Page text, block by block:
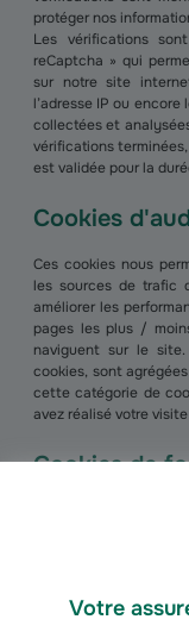
Votre
protéger nos
Les vérifications
reCaptcha » qui
sur notre site
l’adresse IP ou
collectées et
vérifications
est validée pour la
Cookies
Ces cookies nous
les sources de trafic
améliorer les
pages les plus /
naviguent sur le
cookies, sont
cette catégorie de
avez réalisé votre
Cookies de
pages de notre site
cookies, certaines